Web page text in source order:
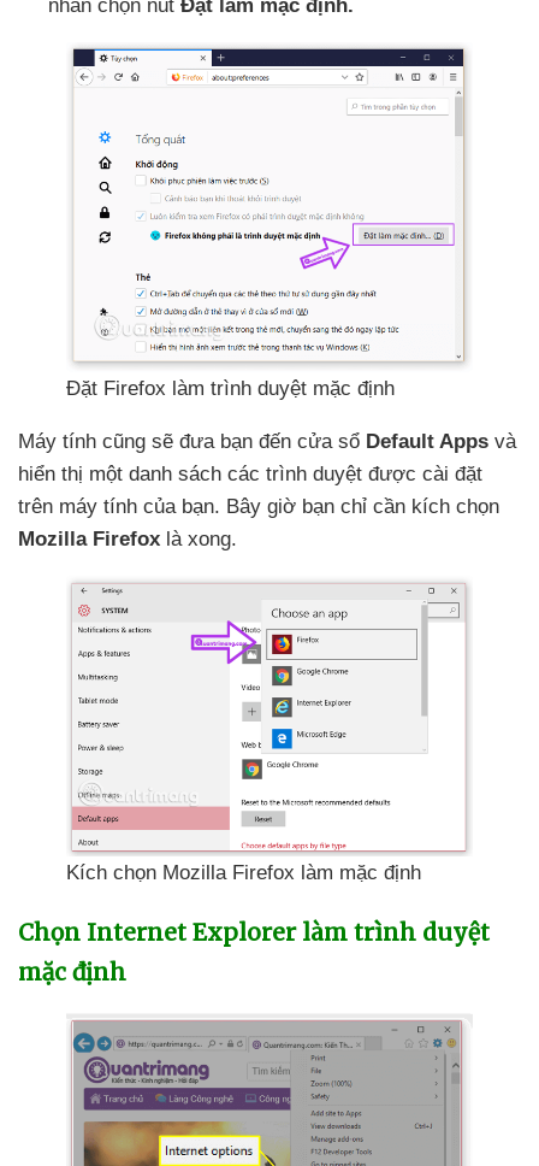
nhấn chọn nút Đặt làm mặc định.
Đặt Firefox làm trình duyệt mặc định
Máy tính cũng sẽ đưa bạn đến cửa sổ Default Apps và
hiển thị một danh sách các trình duyệt được cài đặt
trên máy tính của bạn. Bây giờ bạn chỉ cần kích chọn
Mozilla Firefox là xong.
Kích chọn Mozilla Firefox làm mặc định
Chọn Internet Explorer làm trình duyệt
mặc định